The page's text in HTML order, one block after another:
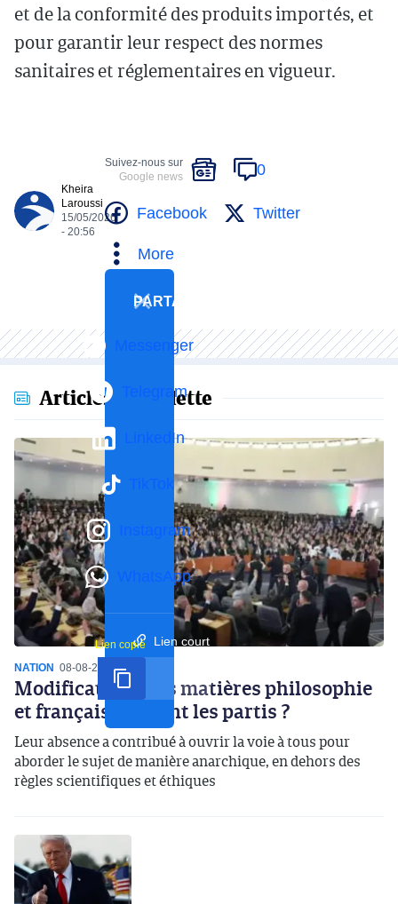
et de la conformité des produits importés, et
pour garantir leur respect des normes
sanitaires et réglementaires en vigueur.
Kheira
Laroussi
15/05/2026
- 20:56
Suivez-nous sur
Google news
0
Facebook Twitter
More
PARTAGER
Messenger
Telegram
LinkedIn
TikTok
Instagram
WhatsApp
Lien court
Lien copié
Articles en vedette
NATION 08-08-2026 14:10
Modifications des matières philosophie
et français : où sont les partis ?
Leur absence a contribué à ouvrir la voie à tous pour
aborder le sujet de manière anarchique, en dehors des
règles scientifiques et éthiques